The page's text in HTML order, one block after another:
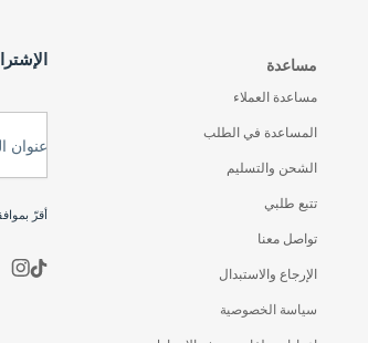
مساعدة
مساعدة العملاء
المساعدة في الطلب
الشحن والتسليم
تتبع طلبي
تواصل معنا
الإرجاع والاستبدال
سياسة الخصوصية
عنوان
أقرّ